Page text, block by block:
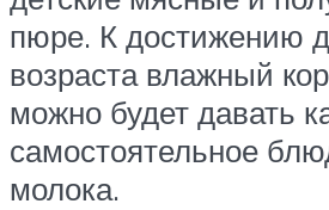
пюре. К достижению
возраста влажный
можно будет давать
самостоятельное
молока.